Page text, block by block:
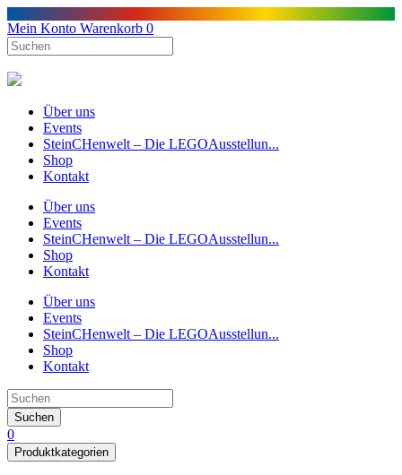
Mein Konto Warenkorb 0
Über uns
Events
SteinCHenwelt – Die LEGOAusstellun...
Shop
Kontakt
Über uns
Events
SteinCHenwelt – Die LEGOAusstellun...
Shop
Kontakt
Über uns
Events
SteinCHenwelt – Die LEGOAusstellun...
Shop
Kontakt
Suchen
0
Produktkategorien